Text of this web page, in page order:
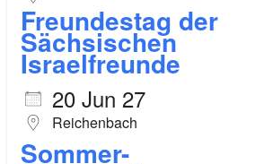
Freundestag der
Sächsischen
Israelfreunde
20 Jun 27
Reichenbach
Sommer-